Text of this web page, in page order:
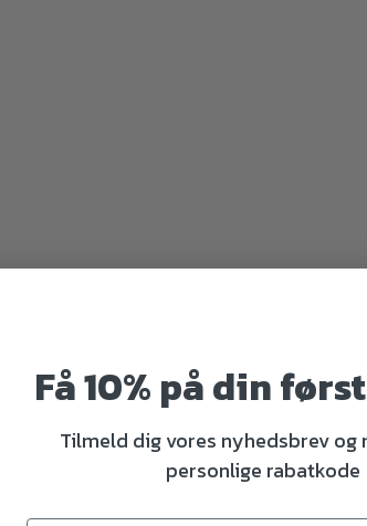
Få 10% på din
Tilmeld dig vores nyhedsbrev og
personlige rabatkode